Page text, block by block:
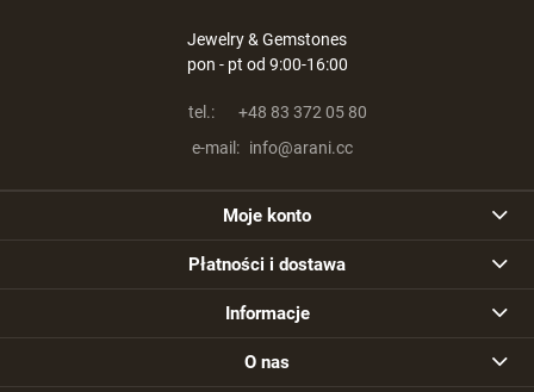
Jewelry & Gemstones
pon - pt od 9:00-16:00
tel.:
+48 83 372 05 80
e-mail: info@arani.cc
Moje konto
Płatności i dostawa
Informacje
O nas